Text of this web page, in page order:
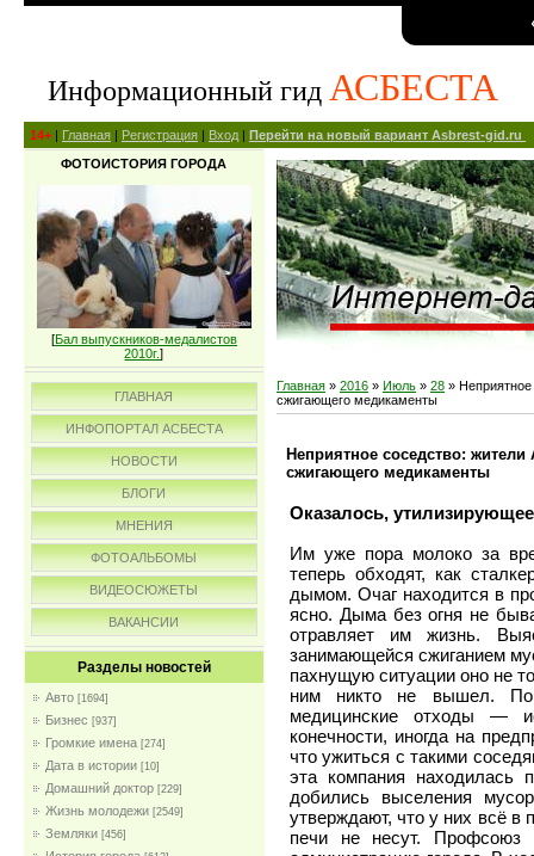
Информационный гид АСБЕСТА
14+ | Главная | Регистрация | Вход | Перейти на новый вариант Asbrest-gid.ru
ФОТОИСТОРИЯ ГОРОДА
[Бал выпускников-медалистов
2010г.]
ГЛАВНАЯ
ИНФОПОРТАЛ АСБЕСТА
НОВОСТИ
БЛОГИ
МНЕНИЯ
ФОТОАЛЬБОМЫ
ВИДЕОСЮЖЕТЫ
ВАКАНСИИ
Разделы новостей
Авто [1694]
Бизнес [937]
Громкие имена [274]
Дата в истории [10]
Домашний доктор [229]
Жизнь молодежи [2549]
Земляки [456]
Главная » 2016 » Июль » 28 »
сжигающего медикаменты
Неприятное соседство:
сжигающего медикаменты
Оказалось,
Им уже пора молоко за
теперь обходят, как
дымом. Очаг находится в
ясно. Дыма без огня не
отравляет им жизнь.
занимающейся сжиганием
пахнущую ситуации оно не
ним никто не вышел. По
медицинские отходы —
конечности, иногда на
что ужиться с такими
эта компания
добились выселения
утверждают, что у них всё в
печи не несут. Профсоюз